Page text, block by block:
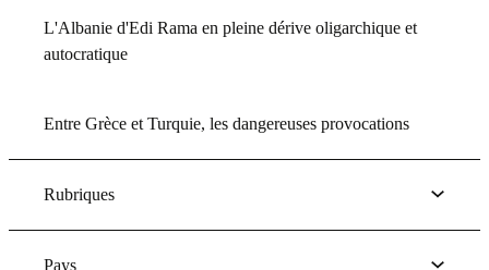
L'Albanie d'Edi Rama en pleine dérive oligarchique et
autocratique
Entre Grèce et Turquie, les dangereuses provocations
Rubriques
Pays